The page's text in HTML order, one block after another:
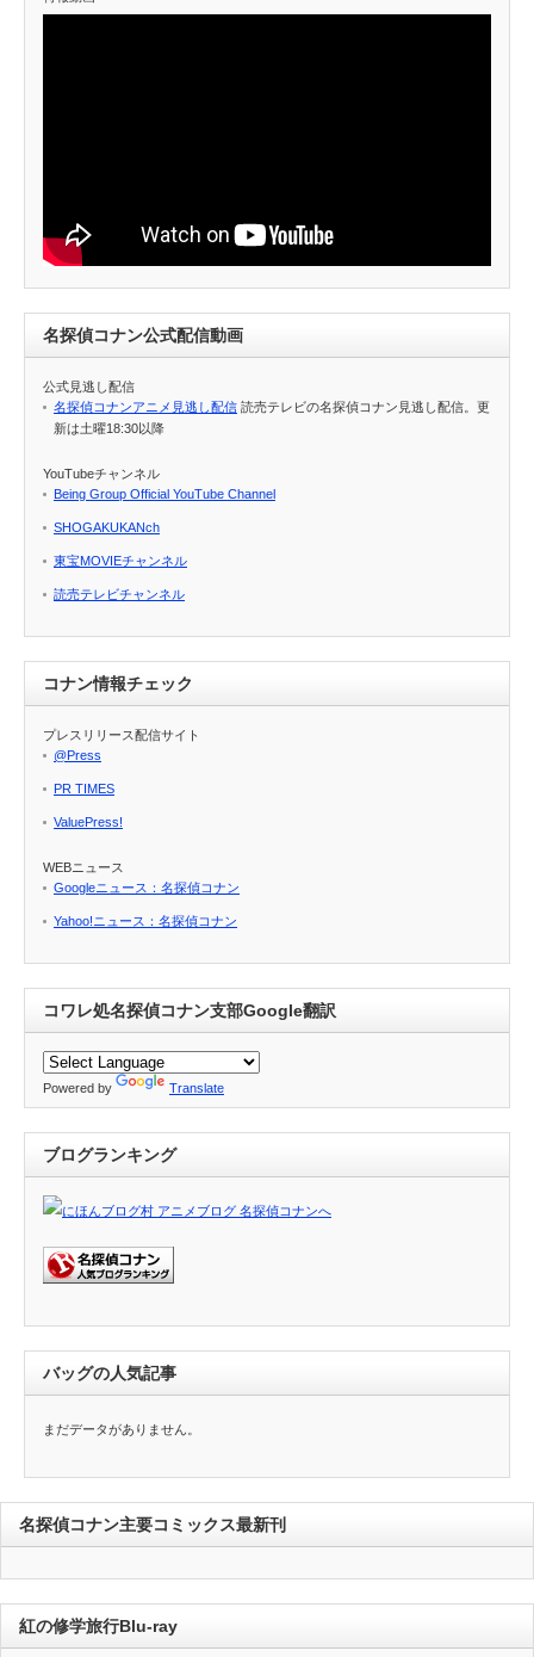
名探偵コナン公式配信動画
公式見逃し配信
名探偵コナンアニメ見逃し配信 読売テレビの名探偵コナン見逃し配信。更
新は土曜18:30以降
YouTubeチャンネル
Being Group Official YouTube Channel
SHOGAKUKANch
東宝MOVIEチャンネル
読売テレビチャンネル
コナン情報チェック
プレスリリース配信サイト
@Press
PR TIMES
ValuePress!
WEBニュース
Googleニュース：名探偵コナン
Yahoo!ニュース：名探偵コナン
コワレ処名探偵コナン支部Google翻訳
Powered by Translate
ブログランキング
バッグの人気記事
まだデータがありません。
名探偵コナン主要コミックス最新刊
紅の修学旅行Blu-ray